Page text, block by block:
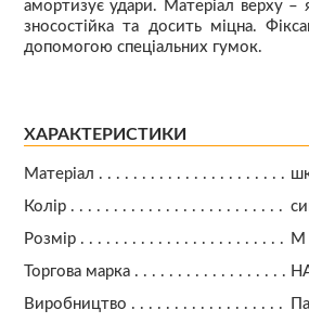
амортизує удари. Матеріал верху –
зносостійка та досить міцна.
допомогою спеціальних гумок.
ХАРАКТЕРИСТИКИ
Матеріал
Колір
Розмір
M
Торгова марка
Виробництво